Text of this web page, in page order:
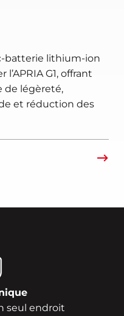
batterie lithium-ion
G1, offrant
de légèreté,
et réduction des
seul endroit